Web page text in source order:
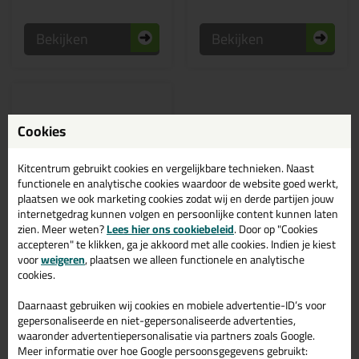
Bekijken Bekijken
Dubbelzijdig tape
Zeer sterke kleefkracht
9,95
Cookies
Kitcentrum gebruikt cookies en vergelijkbare technieken. Naast
functionele en analytische cookies waardoor de website goed werkt,
plaatsen we ook marketing cookies zodat wij en derde partijen jouw
internetgedrag kunnen volgen en persoonlijke content kunnen laten
zien. Meer weten?Lees hier ons cookiebeleid. Door op "Cookies
accepteren" te klikken, ga je akkoord met alle cookies. Indien je kiest
voorweigeren, plaatsen we alleen functionele en analytische
cookies.
Daarnaast gebruiken wij cookies en mobiele advertentie-ID’s voor
gepersonaliseerde en niet-gepersonaliseerde advertenties,
waaronder advertentiepersonalisatie via partners zoals Google.
Meer informatie over hoe Google persoonsgegevens gebruikt: